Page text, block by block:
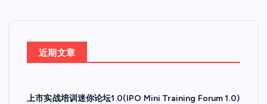
近期文章
上市实战培训迷你论坛1.0(IPO Mini Training Forum 1.0)